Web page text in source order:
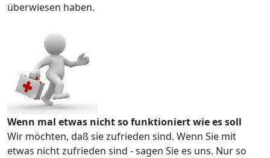
überwiesen haben.
Wenn mal etwas nicht so funktioniert wie es soll
Wir möchten, daß sie zufrieden sind. Wenn Sie mit
etwas nicht zufrieden sind - sagen Sie es uns. Nur so